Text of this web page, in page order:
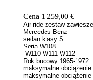
Cena 1 259,00 €
Air ride zestaw
Mercedes Benz
sedan klasy S
Seria W108
W110 W111 W112
Rok budowy 1965-1972
maksymalne
maksymalne